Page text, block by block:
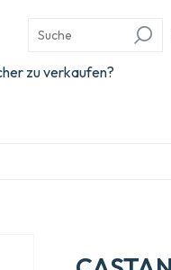
zu verkaufen?